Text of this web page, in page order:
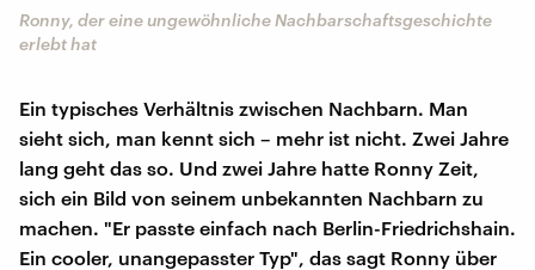
Ronny, der eine ungewöhnliche Nachbarschaftsgeschichte
erlebt hat
Ein typisches Verhältnis zwischen Nachbarn. Man
sieht sich, man kennt sich – mehr ist nicht. Zwei Jahre
lang geht das so. Und zwei Jahre hatte Ronny Zeit,
sich ein Bild von seinem unbekannten Nachbarn zu
machen. "Er passte einfach nach Berlin-Friedrichshain.
Ein cooler, unangepasster Typ", das sagt Ronny über